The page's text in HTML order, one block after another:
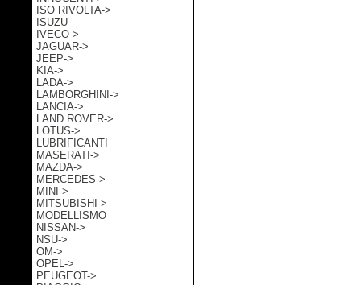
ISO RIVOLTA->
ISUZU
IVECO->
JAGUAR->
JEEP->
KIA->
LADA->
LAMBORGHINI->
LANCIA->
LAND ROVER->
LOTUS->
LUBRIFICANTI
MASERATI->
MAZDA->
MERCEDES->
MINI->
MITSUBISHI->
MODELLISMO
NISSAN->
NSU->
OM->
OPEL->
PEUGEOT->